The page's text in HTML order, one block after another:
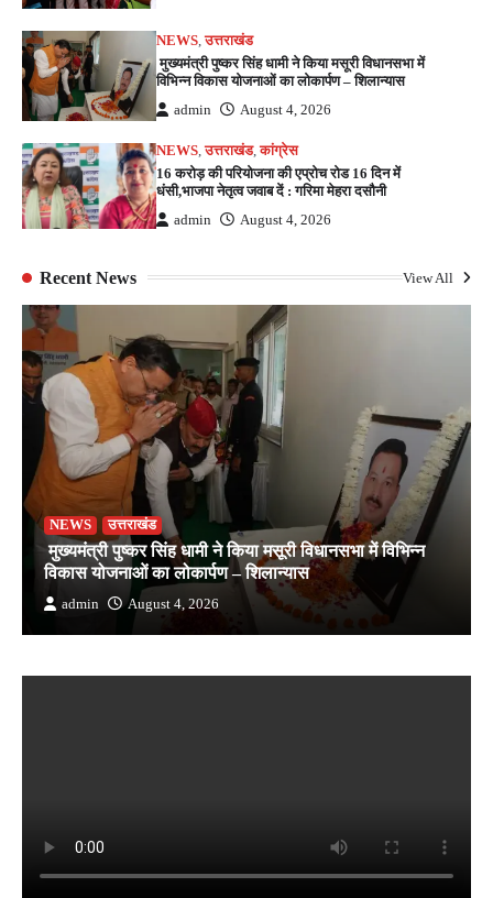
NEWS,उत्तराखंड
मुख्यमंत्री पुष्कर सिंह धामी ने किया मसूरी विधानसभा में
विभिन्न विकास योजनाओं का लोकार्पण – शिलान्यास
admin August 4, 2026
NEWS,उत्तराखंड,कांग्रेस
16 करोड़ की परियोजना की एप्रोच रोड 16 दिन में
धंसी,भाजपा नेतृत्व जवाब दें : गरिमा मेहरा दसौनी
admin August 4, 2026
Recent News View All
NEWS उत्तराखंड
मुख्यमंत्री पुष्कर सिंह धामी ने किया मसूरी विधानसभा में विभिन्न
विकास योजनाओं का लोकार्पण – शिलान्यास
admin August 4, 2026